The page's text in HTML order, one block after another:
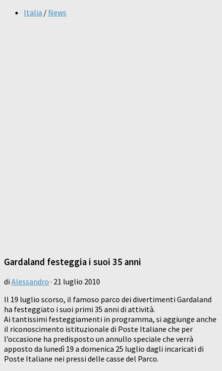
Italia / News
Gardaland festeggia i suoi 35 anni
di Alessandro · 21 luglio 2010
Il 19 luglio scorso, il famoso parco dei divertimenti Gardaland
ha festeggiato i suoi primi 35 anni di attività.
Ai tantissimi festeggiamenti in programma, si aggiunge anche
il riconoscimento istituzionale di Poste Italiane che per
l’occasione ha predisposto un annullo speciale che verrà
apposto da lunedì 19 a domenica 25 luglio dagli incaricati di
Poste Italiane nei pressi delle casse del Parco.